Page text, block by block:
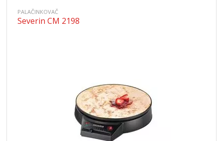
PALAČINKOVAČ
Severin CM 2198